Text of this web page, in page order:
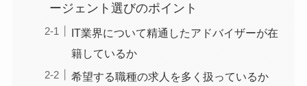
ージェント選びのポイント
IT業界について精通したアドバイザーが在
籍しているか
希望する職種の求人を多く扱っているか